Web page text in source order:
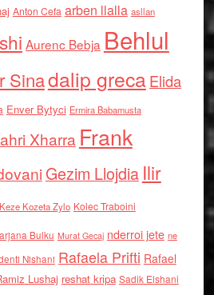
Anton Cefa arben llalla asllan
Aurenc Bebja Behlul
Sinadalip grecaElida
Enver Bytyci Ermira Babamusta
Xharra Frank
Gezim Llojdia Ilir
Keze Kozeta Zylo Kolec Traboini
Bulku Murat Gecaj nderroi jete ne
Nishani Rafaela Prifti Rafael
Lushaj reshat kripa Sadik Elshani